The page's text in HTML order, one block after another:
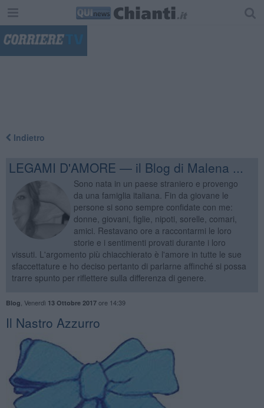
Indietro
LEGAMI D'AMORE — il Blog di Malena ...
Sono nata in un paese straniero e provengo
da una famiglia italiana. Fin da giovane le
persone si sono sempre confidate con me:
donne, giovani, figlie, nipoti, sorelle, comari,
amici. Restavano ore a raccontarmi le loro
storie e i sentimenti provati durante i loro
vissuti. L'argomento più chiacchierato è l'amore in tutte le sue
sfaccettature e ho deciso pertanto di parlarne affinché si possa
trarre spunto per riflettere sulla differenza di genere.
Blog Venerdì 13 Ottobre 2017ore 14:39
​Il Nastro Azzurro